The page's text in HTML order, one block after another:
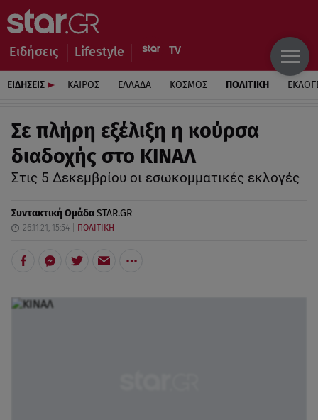
Ειδήσεις Lifestyle
ΕΙΔΗΣΕΙΣ ΚΑΙΡΟΣ ΕΛΛΑΔΑ ΚΟΣΜΟΣ ΠΟΛΙΤΙΚΗ
Σε πλήρη εξέλιξη η κούρσα
διαδοχής στο ΚΙΝΑΛ
Στις 5 Δεκεμβρίου οι εσωκομματικές εκλογές
Συντακτική ΟμάδαSTAR.GR
26.11.21, 15:54 ΠΟΛΙΤΙΚΗ